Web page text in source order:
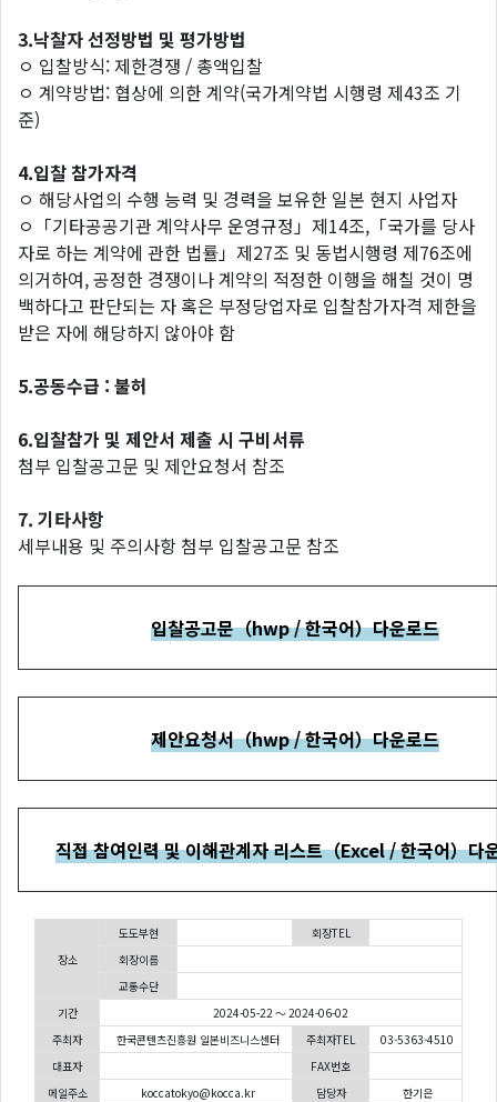
3.낙찰자 선정방법 및 평가방법
ㅇ 입찰방식: 제한경쟁 / 총액입찰
ㅇ 계약방법: 협상에 의한 계약(국가계약법 시행령 제43조 기
준)
4.입찰 참가자격
ㅇ 해당사업의 수행 능력 및 경력을 보유한 일본 현지 사업자
ㅇ「기타공공기관 계약사무 운영규정」제14조,「국가를 당사
자로 하는 계약에 관한 법률」제27조 및 동법시행령 제76조에
의거하여, 공정한 경쟁이나 계약의 적정한 이행을 해칠 것이 명
백하다고 판단되는 자 혹은 부정당업자로 입찰참가자격 제한을
받은 자에 해당하지 않아야 함
5.공동수급 : 불허
6.입찰참가 및 제안서 제출 시 구비서류
첨부 입찰공고문 및 제안요청서 참조
7. 기타사항
세부내용 및 주의사항 첨부 입찰공고문 참조
입찰공고문（hwp / 한국어）다운로드
제안요청서（hwp / 한국어）다운로드
직접 참여인력 및 이해관계자 리스트（Excel / 한국어）다
장소
도도부현
회장TEL
회장이름
교통수단
기간
2024-05-22 ～ 2024-06-02
주최자
한국콘텐츠진흥원 일본비즈니스센터 주최자TEL
03-5363-4510
대표자
FAX번호
메일주소
koccatokyo@kocca.kr 담당자
한기은